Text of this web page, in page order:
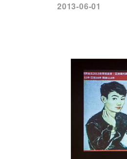
2013-06-01